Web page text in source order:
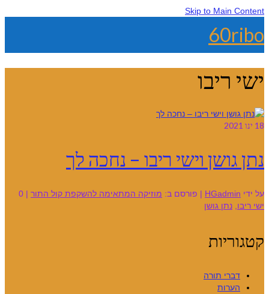
Skip to Main Content
60ribo
ישי ריבו
18ינו 2021
נתן גושן וישי ריבו – נחכה לך
על ידי HGadmin
| פורסם ב: מוזיקה המתאימה להשקפת קול התור |
0
ישי ריבו, נתן גושן
קטגוריות
דברי תורה
הערות